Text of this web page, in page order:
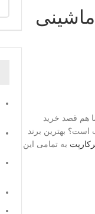
هم قصد خرید
بهترین برند
به تمامی این